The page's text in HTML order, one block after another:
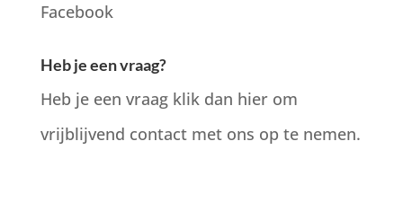
Facebook
Heb je een vraag?
Heb je een vraag klik dan hier om
vrijblijvend contact met ons op te nemen.